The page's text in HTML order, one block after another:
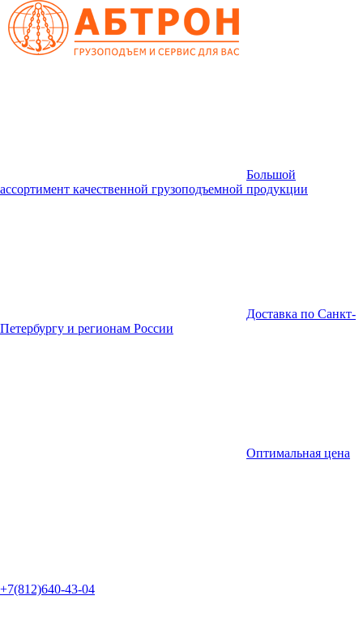
Большой
ассортимент качественной грузоподъемной продукции
Доставка по Санкт-
Петербургу и регионам России
Оптимальная цена
+7(812)640-43-04